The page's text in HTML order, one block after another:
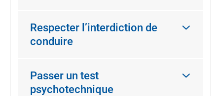
Respecter l’interdiction de
conduire
Passer un test
psychotechnique